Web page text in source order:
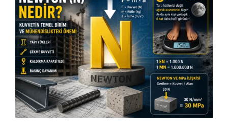
Larger
Image